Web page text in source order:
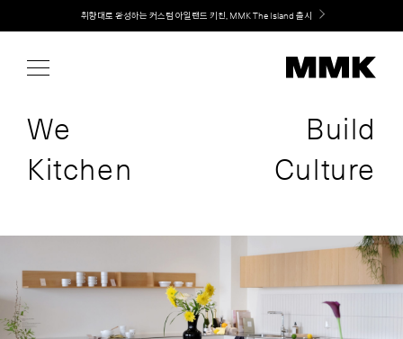
content
취향대로 완성하는 커스텀 아일랜드 키친, MMK The Island 출시
We
Kitchen
Build
Culture